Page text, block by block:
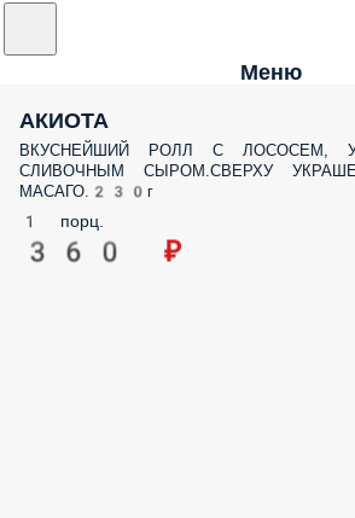
Меню
АКИОТА
ВКУСНЕЙШИЙ РОЛЛ С ЛОСОСЕМ,
СЛИВОЧНЫМ СЫРОМ.СВЕРХУ
МАСАГО.230г
1 порц.
360 ₽